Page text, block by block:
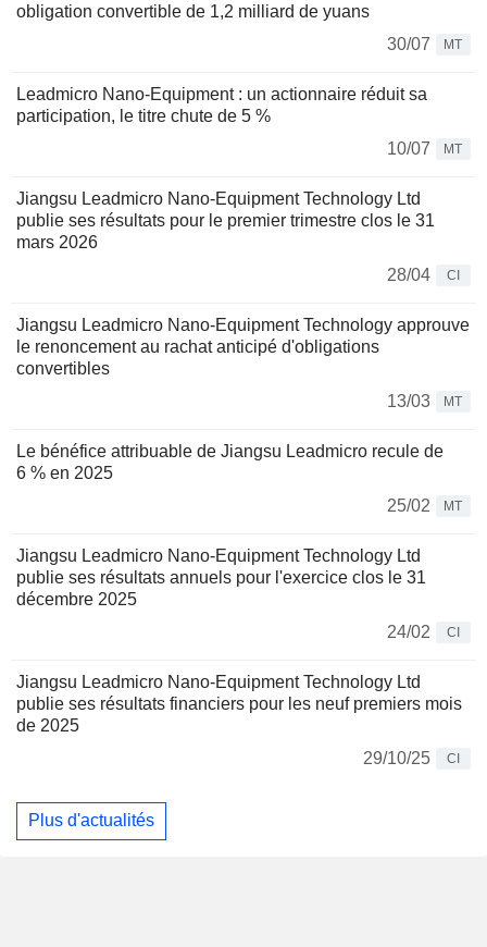
obligation convertible de 1,2 milliard de yuans
30/07
MT
Leadmicro Nano-Equipment : un actionnaire réduit sa
participation, le titre chute de 5 %
10/07
MT
Jiangsu Leadmicro Nano-Equipment Technology Ltd
publie ses résultats pour le premier trimestre clos le 31
mars 2026
28/04
CI
Jiangsu Leadmicro Nano-Equipment Technology approuve
le renoncement au rachat anticipé d'obligations
convertibles
13/03
MT
Le bénéfice attribuable de Jiangsu Leadmicro recule de
6 % en 2025
25/02
MT
Jiangsu Leadmicro Nano-Equipment Technology Ltd
publie ses résultats annuels pour l'exercice clos le 31
décembre 2025
24/02
CI
Jiangsu Leadmicro Nano-Equipment Technology Ltd
publie ses résultats financiers pour les neuf premiers mois
de 2025
29/10/25
CI
Plus d'actualités